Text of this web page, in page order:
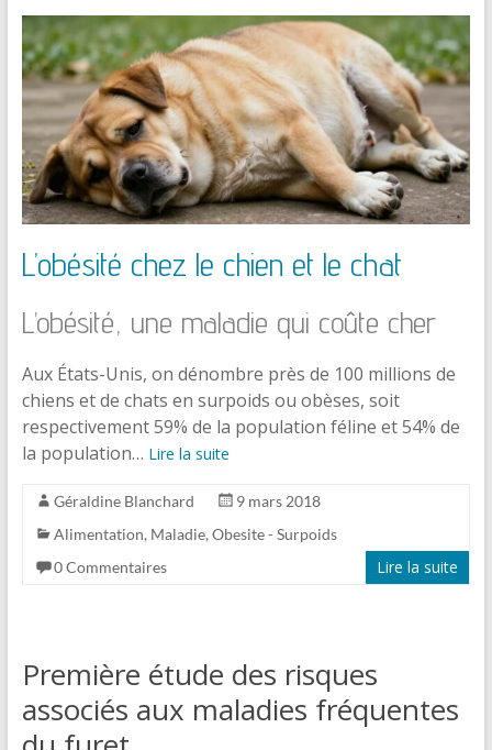
L’obésité chez le chien et le chat
L’obésité, une maladie qui coûte cher
Aux États-Unis, on dénombre près de 100 millions de
chiens et de chats en surpoids ou obèses, soit
respectivement 59% de la population féline et 54% de
la population… Lire la suite
Géraldine Blanchard
9 mars 2018
Alimentation, Maladie,Obesite - Surpoids
0 Commentaires
Lire la suite
Première étude des risques
associés aux maladies fréquentes